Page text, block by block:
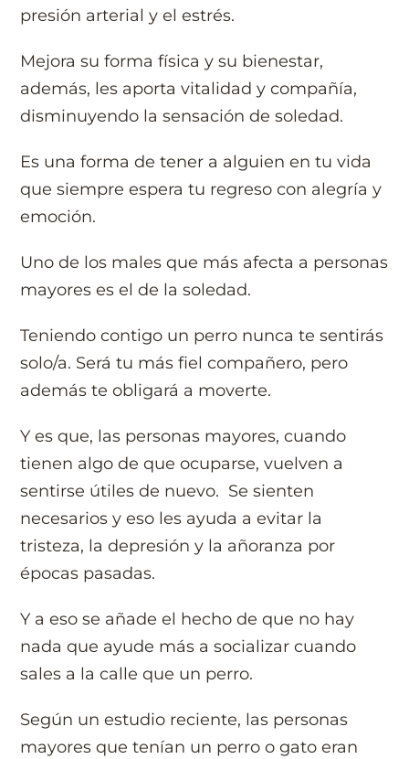
presión arterial y el estrés.
Mejora su forma física y su bienestar,
además, les aporta vitalidad y compañía,
disminuyendo la sensación de soledad.
Es una forma de tener a alguien en tu vida
que siempre espera tu regreso con alegría y
emoción.
Uno de los males que más afecta a personas
mayores es el de la soledad.
Teniendo contigo un perro nunca te sentirás
solo/a. Será tu más fiel compañero, pero
además te obligará a moverte.
Y es que, las personas mayores, cuando
tienen algo de que ocuparse, vuelven a
sentirse útiles de nuevo. Se sienten
necesarios y eso les ayuda a evitar la
tristeza, la depresión y la añoranza por
épocas pasadas.
Y a eso se añade el hecho de que no hay
nada que ayude más a socializar cuando
sales a la calle que un perro.
Según un estudio reciente, las personas
mayores que tenían un perro o gato eran